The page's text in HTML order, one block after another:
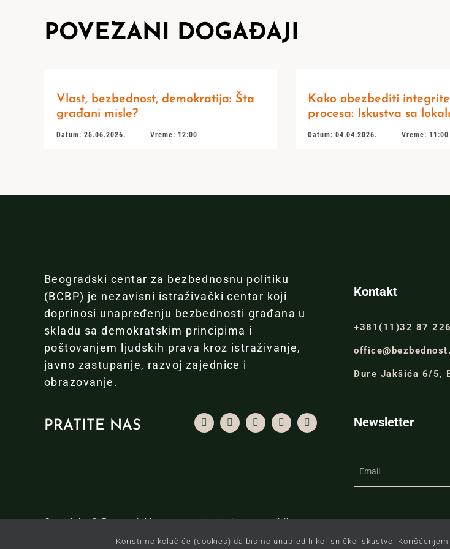
POVEZANI DOGAĐAJI
Vlast, bezbednost, demokratija: Šta
građani misle?
Datum: 25.06.2026. Vreme: 12:00
Kako obezbediti
procesa: Iskustva sa
Datum: 04.04.2026. Vreme: 11:00
Beogradski centar za bezbednosnu politiku
(BCBP) je nezavisni istraživački centar koji
doprinosi unapređenju bezbednosti građana u
skladu sa demokratskim principima i
poštovanjem ljudskih prava kroz istraživanje,
javno zastupanje, razvoj zajednice i
obrazovanje.
PRATITE NAS
Kontakt
+381(11)32 87
Đure Jakšića 6/5,
Newsletter
Copyright © Beogradski centar za bezbednosnu politiku.
Koristimo kolačiće (cookies) da bismo unapredili korisničko iskustvo.